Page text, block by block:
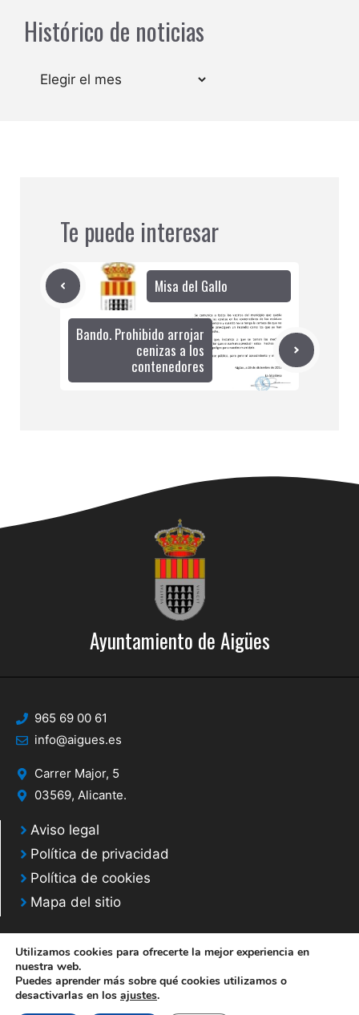
Histórico de noticias
Archivos
Te puede interesar
Misa del Gallo
Bando. Prohibido arrojar
cenizas a los
contenedores
Ayuntamiento de Aigües
965 69 00 61
info@aigues.es
Carrer Major, 5
03569, Alicante.
Aviso legal
Política de privacidad
Política de cookies
Mapa del sitio
© 2020 Web desarrollada por el Servicio de Informática de Diputación de
Utilizamos cookies para ofrecerte la mejor experiencia en
nuestra web.
Puedes aprender más sobre qué cookies utilizamos o
desactivarlas en los ajustes.